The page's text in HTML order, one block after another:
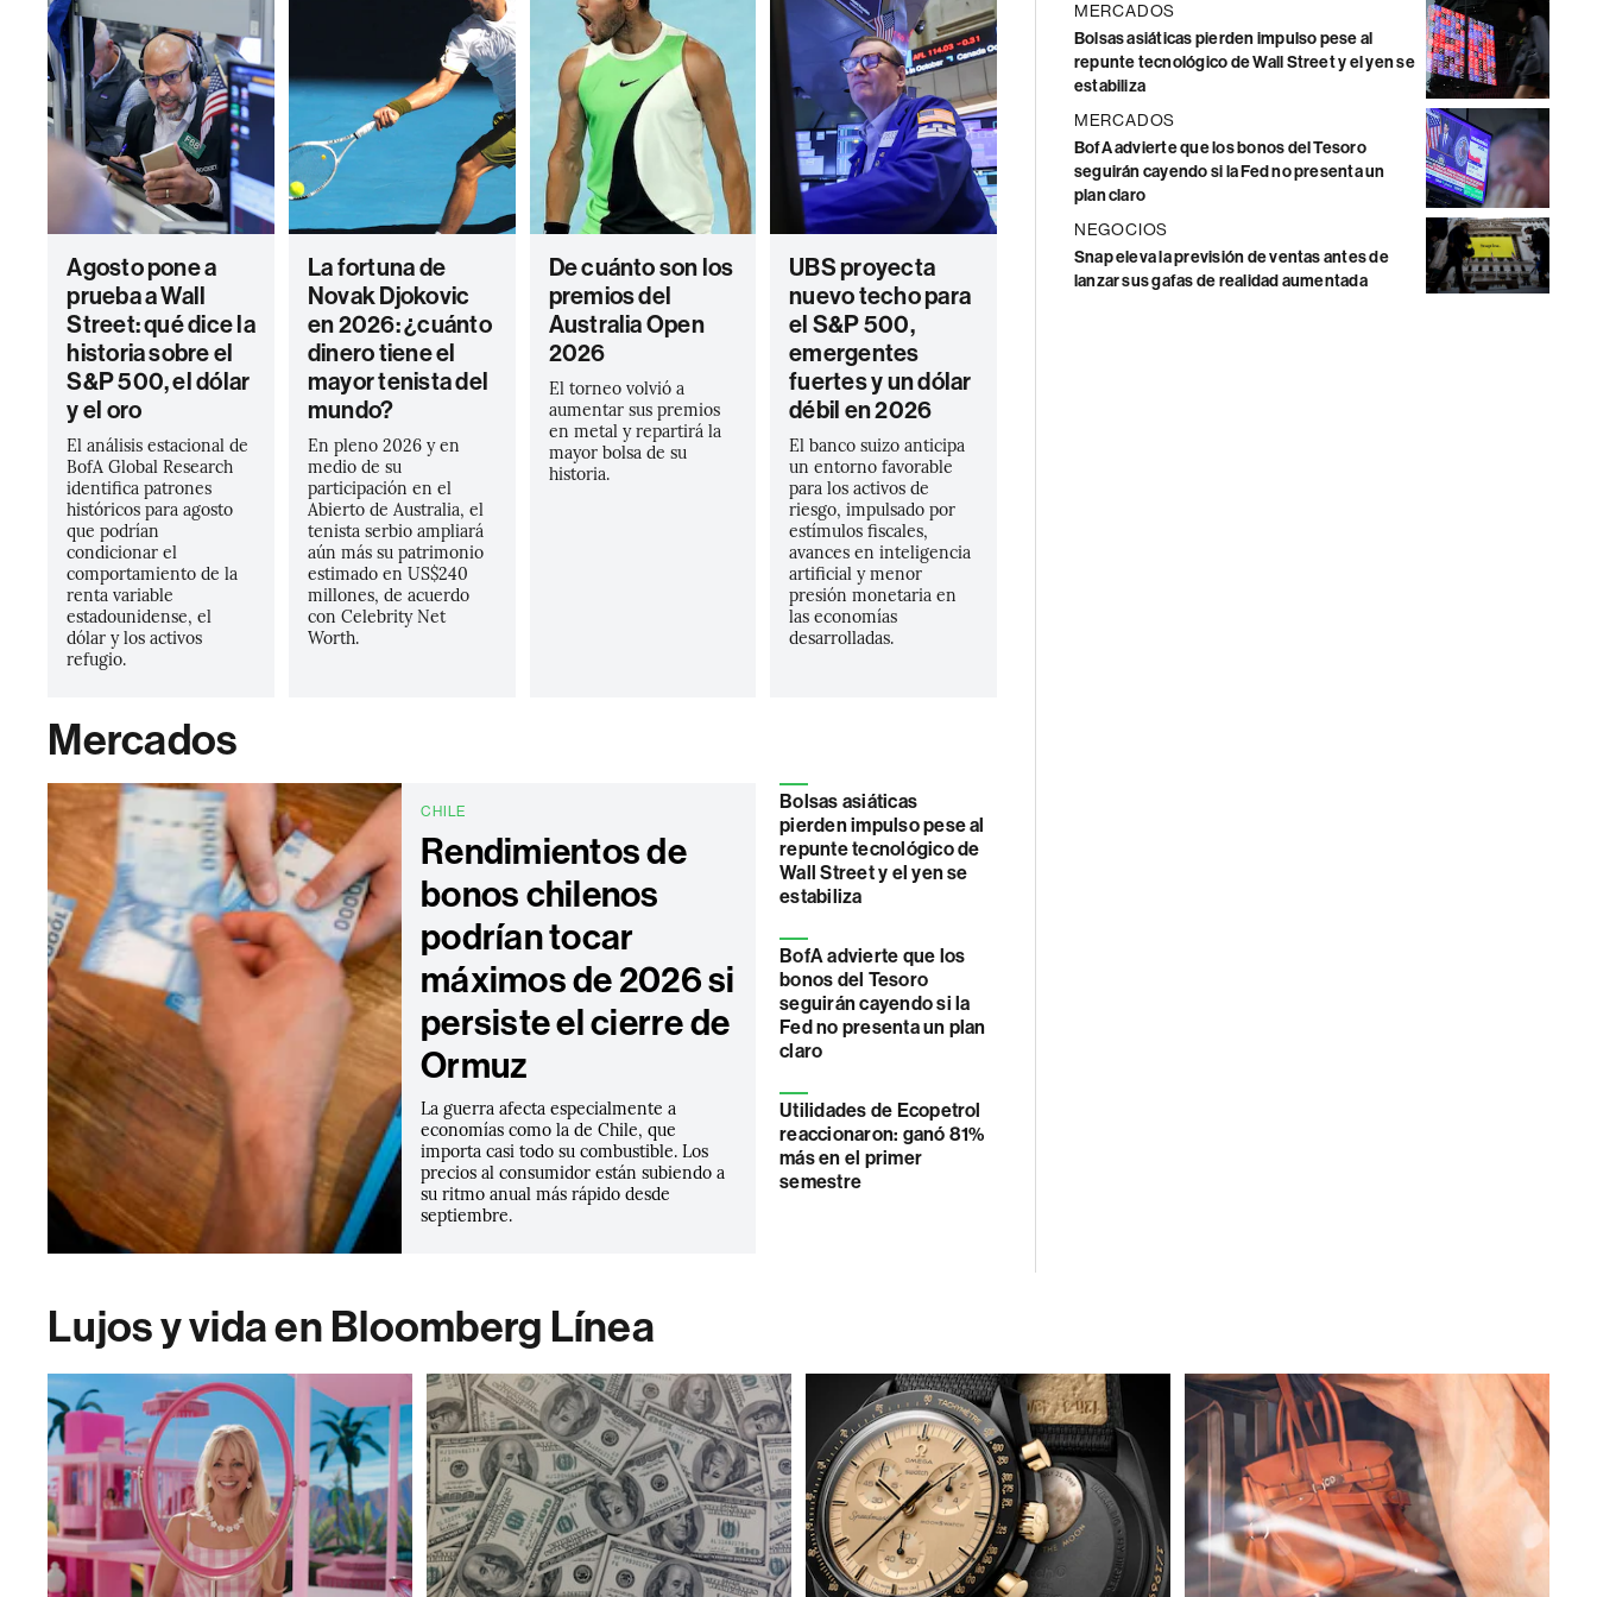
Agosto pone a
prueba a Wall
Street: qué dice la
historia sobre el
S&P 500, el dólar
y el oro
El análisis estacional de
BofA Global Research
identifica patrones
históricos para agosto
que podrían
condicionar el
comportamiento de la
renta variable
estadounidense, el
dólar y los activos
refugio.
La fortuna de
Novak Djokovic
en 2026: ¿cuánto
dinero tiene el
mayor tenista del
mundo?
En pleno 2026 y en
medio de su
participación en el
Abierto de Australia, el
tenista serbio ampliará
aún más su patrimonio
estimado en US$240
millones, de acuerdo
con Celebrity Net
Worth.
De cuánto son los
premios del
Australia Open
2026
El torneo volvió a
aumentar sus premios
en metal y repartirá la
mayor bolsa de su
historia.
UBS proyecta
nuevo techo para
el S&P 500,
emergentes
fuertes y un dólar
débil en 2026
El banco suizo anticipa
un entorno favorable
para los activos de
riesgo, impulsado por
estímulos fiscales,
avances en inteligencia
artificial y menor
presión monetaria en
las economías
desarrolladas.
Mercados
CHILE
Rendimientos de
bonos chilenos
podrían tocar
máximos de 2026 si
persiste el cierre de
Ormuz
La guerra afecta especialmente a
economías como la de Chile, que
importa casi todo su combustible. Los
precios al consumidor están subiendo a
su ritmo anual más rápido desde
septiembre.
Bolsas asiáticas
pierden impulso pese al
repunte tecnológico de
Wall Street y el yen se
estabiliza
BofA advierte que los
bonos del Tesoro
seguirán cayendo si la
Fed no presenta un plan
claro
Utilidades de Ecopetrol
reaccionaron: ganó 81%
más en el primer
semestre
MERCADOS
Bolsas asiáticas pierden impulso pese al
repunte tecnológico de Wall Street y el yen se
estabiliza
MERCADOS
BofA advierte que los bonos del Tesoro
seguirán cayendo si la Fed no presenta un
plan claro
NEGOCIOS
Snap eleva la previsión de ventas antes de
lanzar sus gafas de realidad aumentada
Lujos y vida en Bloomberg Línea